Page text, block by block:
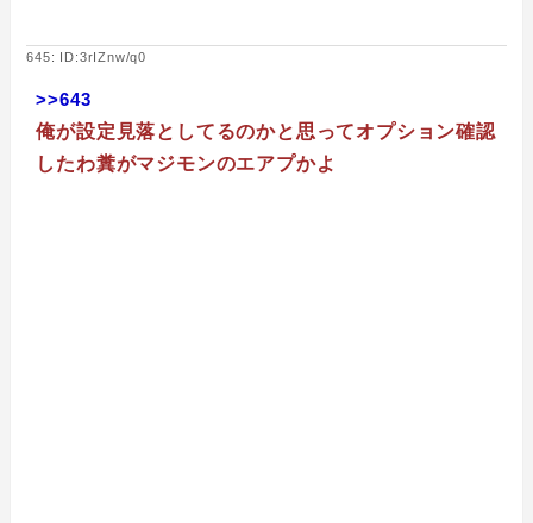
645: ID:3rIZnw/q0
>>643
俺が設定見落としてるのかと思ってオプション確認
したわ糞がマジモンのエアプかよ